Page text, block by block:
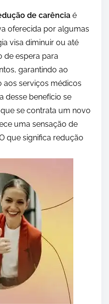
de carência é
oferecida por algumas
visa diminuir ou até
de espera para
garantindo ao
aos serviços médicos
desse benefício se
se contrata um novo
uma sensação de
que significa redução